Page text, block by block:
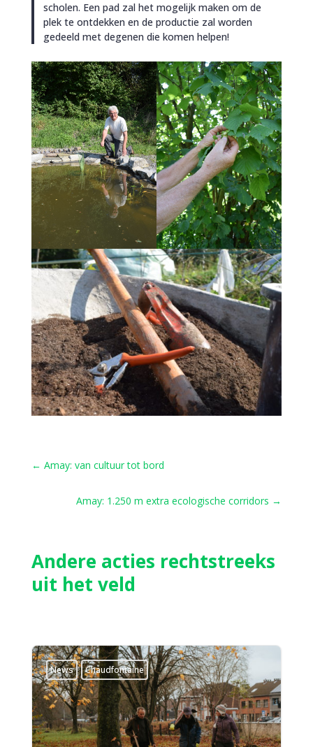
scholen. Een pad zal het mogelijk maken om de
plek te ontdekken en de productie zal worden
gedeeld met degenen die komen helpen!
← Amay: van cultuur tot bord
Amay: 1.250 m extra ecologische corridors →
Andere acties rechtstreeks
uit het veld
News Chaudfontaine